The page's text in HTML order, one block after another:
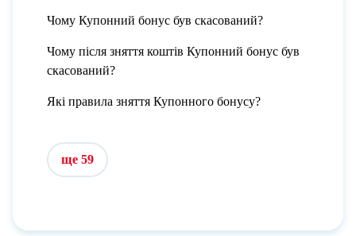
Чому Купонний бонус був скасований?
Чому після зняття коштів Купонний бонус був
скасований?
Які правила зняття Купонного бонусу?
ще 59